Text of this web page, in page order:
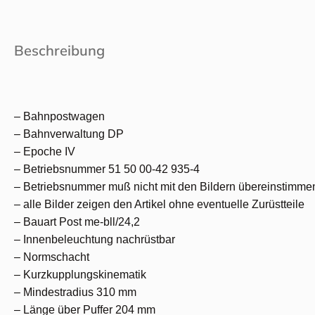
Beschreibung
– Bahnpostwagen
– Bahnverwaltung DP
– Epoche IV
– Betriebsnummer 51 50 00-42 935-4
– Betriebsnummer muß nicht mit den Bildern
– alle Bilder zeigen den Artikel ohne eventuelle Zurüstteile
– Bauart Post me-bll/24,2
– Innenbeleuchtung nachrüstbar
– Normschacht
– Kurzkupplungskinematik
– Mindestradius 310 mm
– Länge über Puffer 204 mm